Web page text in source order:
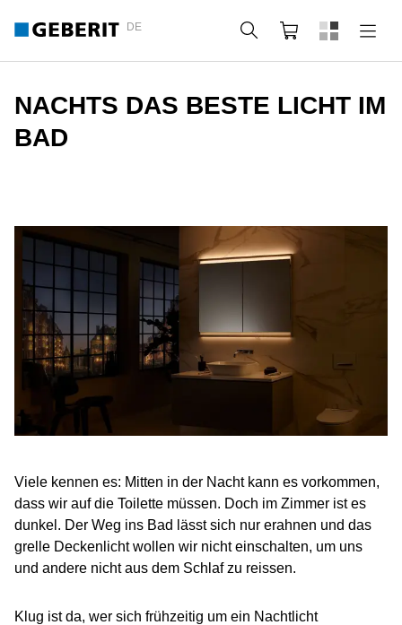
DE Suche Webshop
NACHTS DAS BESTE LICHT IM
BAD
Viele kennen es: Mitten in der Nacht kann es vorkommen,
dass wir auf die Toilette müssen. Doch im Zimmer ist es
dunkel. Der Weg ins Bad lässt sich nur erahnen und das
grelle Deckenlicht wollen wir nicht einschalten, um uns
und andere nicht aus dem Schlaf zu reissen.
Klug ist da, wer sich frühzeitig um ein Nachtlicht